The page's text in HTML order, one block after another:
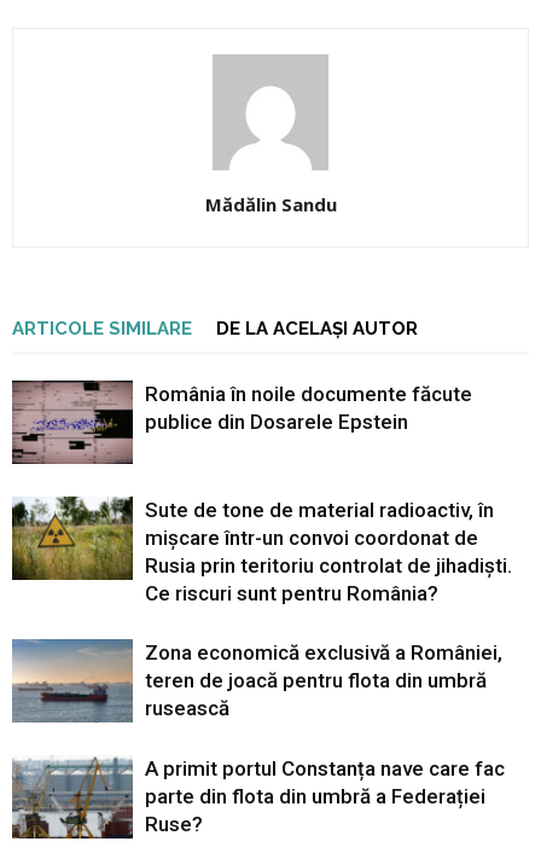
Mădălin Sandu
ARTICOLE SIMILARE DE LA ACELAȘI AUTOR
România în noile documente făcute
publice din Dosarele Epstein
Sute de tone de material radioactiv, în
mișcare într-un convoi coordonat de
Rusia prin teritoriu controlat de jihadiști.
Ce riscuri sunt pentru România?
Zona economică exclusivă a României,
teren de joacă pentru flota din umbră
rusească
A primit portul Constanța nave care fac
parte din flota din umbră a Federației
Ruse?